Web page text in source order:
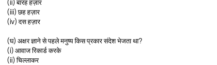
(ii) बारह हज़ार
(iii) छह हज़ार
(iv) दस हज़ार
(घ) अक्षर ज्ञाने से पहले मनुष्य किस प्रकार संदेश भेजता था?
(i) आवाज रिकार्ड करके
(ii) चिल्लाकर